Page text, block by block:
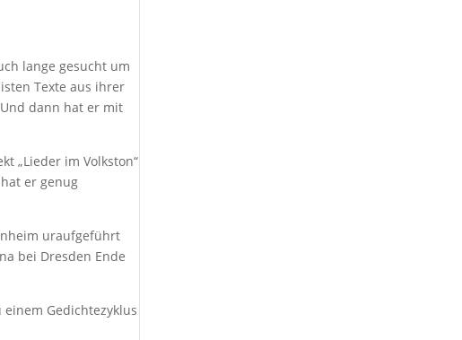
lange gesucht um
Texte aus ihrer
dann hat er mit
„Lieder im Volkston“
er genug
uraufgeführt
bei Dresden Ende
Gedichtezyklus